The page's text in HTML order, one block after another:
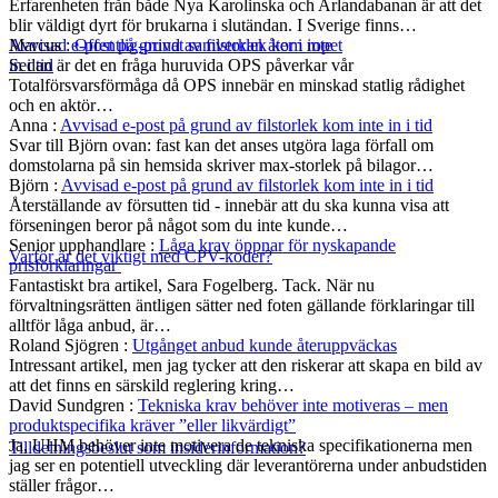
Avvisad e-post på grund av filstorlek kom inte
in i tid
Varför är det viktigt med CPV-koder?
Tilldelningsbeslut som insiderinformation?
Erfarenheten från både Nya Karolinska och Arlandabanan är att det
blir väldigt dyrt för brukarna i slutändan. I Sverige finns…
Marcus:Offentlig-privat samverkan åter i ropet
Sedan är det en fråga huruvida OPS påverkar vår
Totalförsvarsförmåga då OPS innebär en minskad statlig rådighet
och en aktör…
Anna : Avvisad e-post på grund av filstorlek kom inte in i tid
Svar till Björn ovan: fast kan det anses utgöra laga förfall om
domstolarna på sin hemsida skriver max-storlek på bilagor…
Björn : Avvisad e-post på grund av filstorlek kom inte in i tid
Återställande av försutten tid - innebär att du ska kunna visa att
förseningen beror på något som du inte kunde…
Senior upphandlare : Låga krav öppnar för nyskapande
prisförklaringar
Fantastiskt bra artikel, Sara Fogelberg. Tack. När nu
förvaltningsrätten äntligen sätter ned foten gällande förklaringar till
alltför låga anbud, är…
Roland Sjögren : Utgånget anbud kunde återuppväckas
Intressant artikel, men jag tycker att den riskerar att skapa en bild av
att det finns en särskild reglering kring…
David Sundgren : Tekniska krav behöver inte motiveras – men
produktspecifika kräver ”eller likvärdigt”
Ja, UHM behöver inte motivera de tekniska specifikationerna men
jag ser en potentiell utveckling där leverantörerna under anbudstiden
ställer frågor…